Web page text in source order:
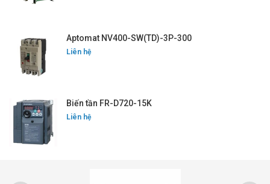
Aptomat NV400-SW(TD)-3P-300
Liên hệ
Biến tần FR-D720-15K
Liên hệ